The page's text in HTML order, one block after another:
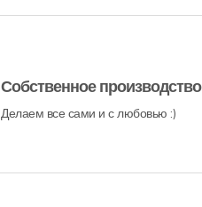
Собственное производство
Делаем все сами и с любовью :)